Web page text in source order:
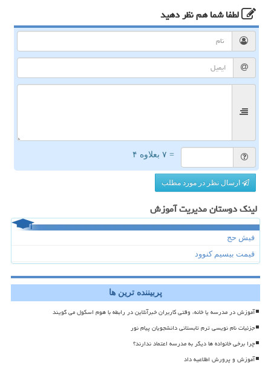
لطفا شما همنظر دهید
= ۷ بعلاوه ۴
ارسال نظر در مورد مطلب
لینک دوستان مدیریت آموزش
فیش حج
قیمت بیسیم کنوود
پربیننده ترین ها
آموزش در مدرسه یا خانه، وقتی کاربران خبرآنلاین در رابطه با هوم اسکول می گویند
جزئیات نام نویسی ترم تابستانی دانشجویان پیام نور
چرا برخی خانواده ها دیگر به مدرسه اعتماد ندارند؟
آموزش و پرورش اطلاعیه داد